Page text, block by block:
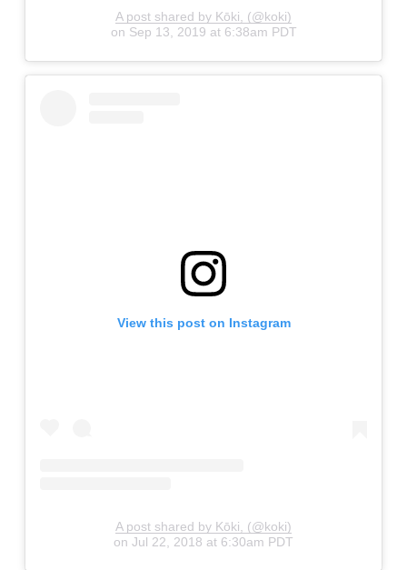
A post shared by Kōki, (@koki)
on Sep 13, 2019 at 6:38am PDT
View this post on Instagram
A post shared by Kōki, (@koki)
on Jul 22, 2018 at 6:30am PDT